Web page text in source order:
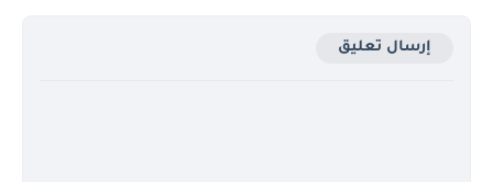
إرسال تعليق